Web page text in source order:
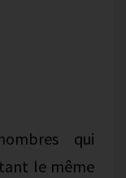
qui
le même